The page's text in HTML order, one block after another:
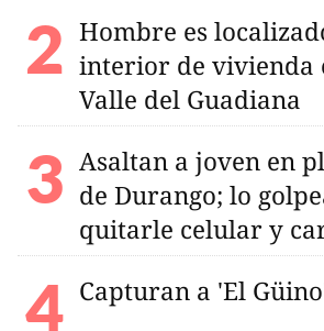
Hombre es
interior de vivienda
Valle del Guadiana
Asaltan a joven en
de Durango; lo
quitarle celular y
Capturan a 'El